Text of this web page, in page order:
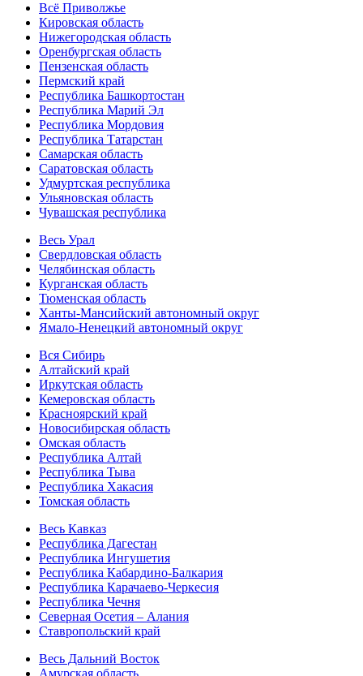
Всё Приволжье
Кировская область
Нижегородская область
Оренбургская область
Пензенская область
Пермский край
Республика Башкортостан
Республика Марий Эл
Республика Мордовия
Республика Татарстан
Самарская область
Саратовская область
Удмуртская республика
Ульяновская область
Чувашская республика
Весь Урал
Свердловская область
Челябинская область
Курганская область
Тюменская область
Ханты-Мансийский автономный округ
Ямало-Ненецкий автономный округ
Вся Сибирь
Алтайский край
Иркутская область
Кемеровская область
Красноярский край
Новосибирская область
Омская область
Республика Алтай
Республика Тыва
Республика Хакасия
Томская область
Весь Кавказ
Республика Дагестан
Республика Ингушетия
Республика Кабардино-Балкария
Республика Карачаево-Черкесия
Республика Чечня
Северная Осетия – Алания
Ставропольский край
Весь Дальний Восток
Амурская область